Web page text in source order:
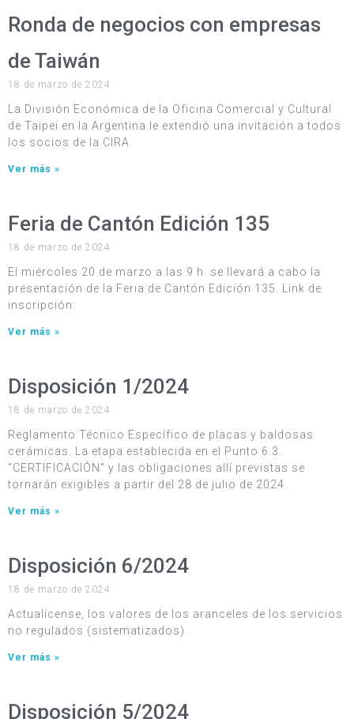
Ronda de negocios con empresas
de Taiwán
18 de marzo de 2024
La División Económica de la Oficina Comercial y Cultural
de Taipei en la Argentina le extendió una invitación a todos
los socios de la CIRA
Ver más »
Feria de Cantón Edición 135
18 de marzo de 2024
El miércoles 20 de marzo a las 9 h. se llevará a cabo la
presentación de la Feria de Cantón Edición 135. Link de
inscripción:
Ver más »
Disposición 1/2024
18 de marzo de 2024
Reglamento Técnico Específico de placas y baldosas
cerámicas. La etapa establecida en el Punto 6.3.
“CERTIFICACIÓN” y las obligaciones allí previstas se
tornarán exigibles a partir del 28 de julio de 2024.
Ver más »
Disposición 6/2024
18 de marzo de 2024
Actualícense, los valores de los aranceles de los servicios
no regulados (sistematizados).
Ver más »
Disposición 5/2024